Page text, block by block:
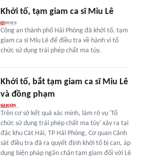
Khởi tố, tạm giam ca sĩ Miu Lê
Công an thành phố Hải Phòng đã khởi tố, tạm
giam ca sĩ Miu Lê để điều tra về hành vi tổ
chức sử dụng trái phép chất ma túy.
Khởi tố, bắt tạm giam ca sĩ Miu Lê
và đồng phạm
Trên cơ sở kết quả xác minh, làm rõ vụ 'Tổ
chức sử dụng trái phép chất ma túy' xảy ra tại
đặc khu Cát Hải, TP Hải Phòng, Cơ quan Cảnh
sát điều tra đã ra quyết định khởi tố bị can, áp
dụng biện pháp ngăn chặn tạm giam đối với Lê